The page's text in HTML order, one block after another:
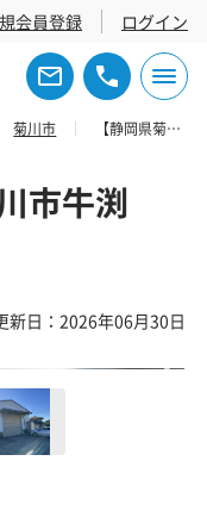
会員登録 ログイン
菊川市 【静岡県菊川市】菊川市牛渕124坪倉庫
市牛渕
新日：2026年06月30日